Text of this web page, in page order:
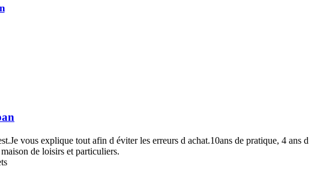
vous explique tout afin d éviter les erreurs d achat.10ans de pratique, 4 ans d
de loisirs et particuliers.